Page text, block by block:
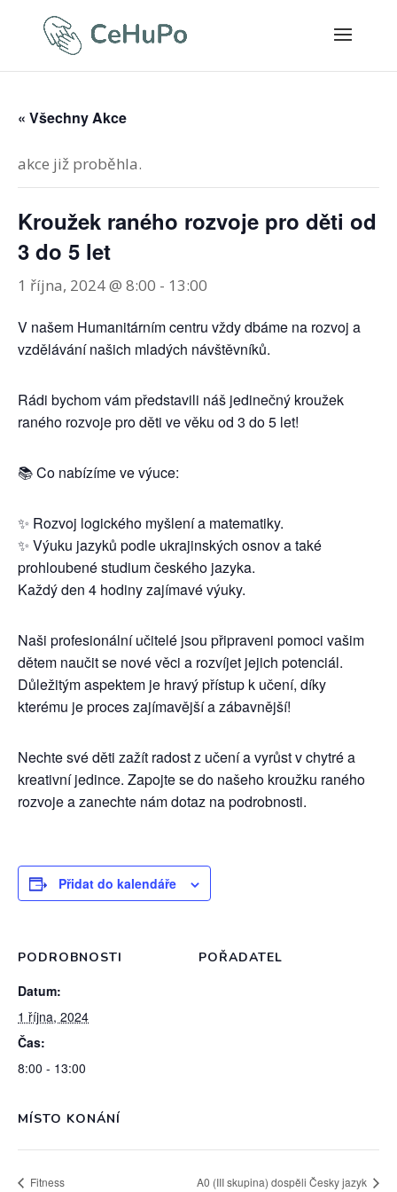
« Všechny Akce
akce již proběhla.
Kroužek raného rozvoje pro děti od
3 do 5 let
1 října, 2024 @ 8:00 - 13:00
V našem Humanitárním centru vždy dbáme na rozvoj a
vzdělávání našich mladých návštěvníků.
Rádi bychom vám představili náš jedinečný kroužek
raného rozvoje pro děti ve věku od 3 do 5 let!
📚 Co nabízíme ve výuce:
✨ Rozvoj logického myšlení a matematiky.
✨ Výuku jazyků podle ukrajinských osnov a také
prohloubené studium českého jazyka.
Každý den 4 hodiny zajímavé výuky.
Naši profesionální učitelé jsou připraveni pomoci vašim
dětem naučit se nové věci a rozvíjet jejich potenciál.
Důležitým aspektem je hravý přístup k učení, díky
kterému je proces zajímavější a zábavnější!
Nechte své děti zažít radost z učení a vyrůst v chytré a
kreativní jedince. Zapojte se do našeho kroužku raného
rozvoje a zanechte nám dotaz na podrobnosti.
Přidat do kalendáře
PODROBNOSTI
Datum:
1 října, 2024
Čas:
8:00 - 13:00
POŘADATEL
MÍSTO KONÁNÍ
Fitness A0 (III skupina) dospěli Česky jazyk